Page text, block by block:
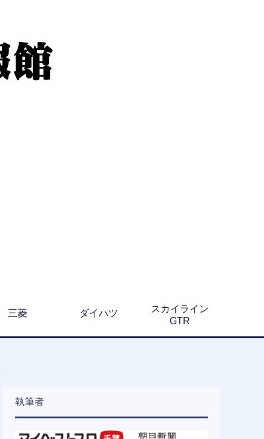
三菱 ダイハツ
スカイライン
GTR
執筆者